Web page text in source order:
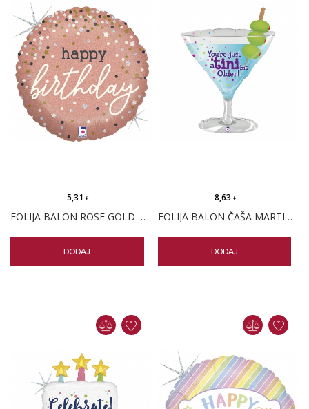
FOLIJA BALON ROSE GOLD ROĐENDAN KONFETI
5,31€
DODAJ
FOLIJA BALON ČAŠA MARTINIJA
8,63 €
DODAJ